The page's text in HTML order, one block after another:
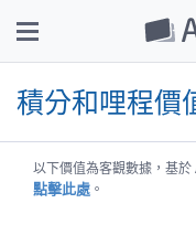
積分和哩程價
以下價值為客觀數據，基
點擊此處 。